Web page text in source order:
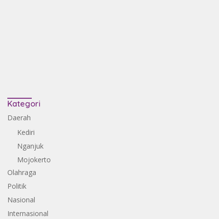
Kategori
Daerah
Kediri
Nganjuk
Mojokerto
Olahraga
Politik
Nasional
Internasional